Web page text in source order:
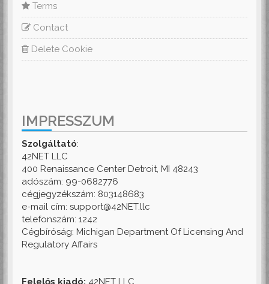
Terms
Contact
Delete Cookie
IMPRESSZUM
Szolgáltató:
42NET LLC
400 Renaissance Center Detroit, MI 48243
adószám: 99-0682776
cégjegyzékszám: 803148683
e-mail cím: support@42NET.llc
telefonszám: 1242
Cégbíróság: Michigan Department Of Licensing And
Regulatory Affairs
Felelős kiadó: 42NET LLC